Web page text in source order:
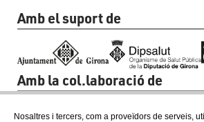
Nosaltres i tercers, com a proveïdors de serveis,
Amb el suport de
Amb la col.laboració de